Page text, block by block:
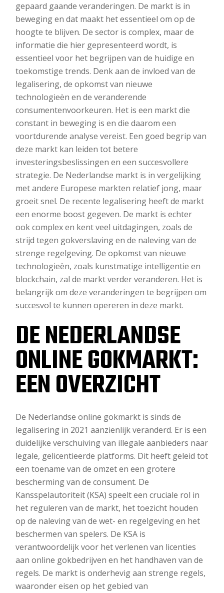
gepaard gaande veranderingen. De markt is in
beweging en dat maakt het essentieel om op de
hoogte te blijven. De sector is complex, maar de
informatie die hier gepresenteerd wordt, is
essentieel voor het begrijpen van de huidige en
toekomstige trends. Denk aan de invloed van de
legalisering, de opkomst van nieuwe
technologieën en de veranderende
consumentenvoorkeuren. Het is een markt die
constant in beweging is en die daarom een
voortdurende analyse vereist. Een goed begrip van
deze markt kan leiden tot betere
investeringsbeslissingen en een succesvollere
strategie. De Nederlandse markt is in vergelijking
met andere Europese markten relatief jong, maar
groeit snel. De recente legalisering heeft de markt
een enorme boost gegeven. De markt is echter
ook complex en kent veel uitdagingen, zoals de
strijd tegen gokverslaving en de naleving van de
strenge regelgeving. De opkomst van nieuwe
technologieën, zoals kunstmatige intelligentie en
blockchain, zal de markt verder veranderen. Het is
belangrijk om deze veranderingen te begrijpen om
succesvol te kunnen opereren in deze markt.
DE NEDERLANDSE
ONLINE GOKMARKT:
EEN OVERZICHT
De Nederlandse online gokmarkt is sinds de
legalisering in 2021 aanzienlijk veranderd. Er is een
duidelijke verschuiving van illegale aanbieders naar
legale, gelicentieerde platforms. Dit heeft geleid tot
een toename van de omzet en een grotere
bescherming van de consument. De
Kansspelautoriteit (KSA) speelt een cruciale rol in
het reguleren van de markt, het toezicht houden
op de naleving van de wet- en regelgeving en het
beschermen van spelers. De KSA is
verantwoordelijk voor het verlenen van licenties
aan online gokbedrijven en het handhaven van de
regels. De markt is onderhevig aan strenge regels,
waaronder eisen op het gebied van